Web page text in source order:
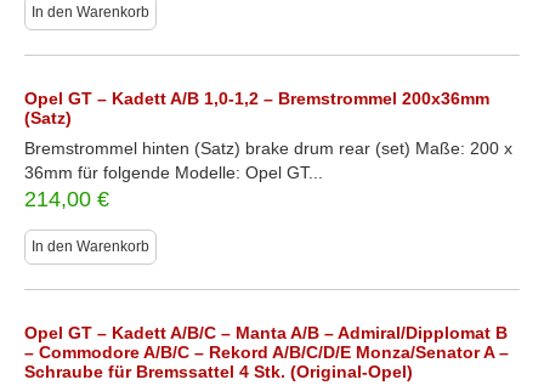
In den Warenkorb
Opel GT – Kadett A/B 1,0-1,2 – Bremstrommel 200x36mm
(Satz)
Bremstrommel hinten (Satz) brake drum rear (set) Maße: 200 x
36mm für folgende Modelle: Opel GT...
214,00 €
In den Warenkorb
Opel GT – Kadett A/B/C – Manta A/B – Admiral/Dipplomat B
– Commodore A/B/C – Rekord A/B/C/D/E Monza/Senator A –
Schraube für Bremssattel 4 Stk. (Original-Opel)